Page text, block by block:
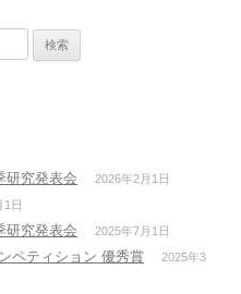
研究発表会 2026年2月1日
1日
研究発表会 2025年7月1日
ペティション 優秀賞
2025年3